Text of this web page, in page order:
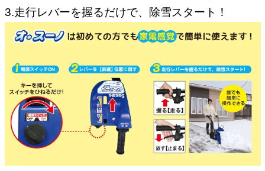
3.走行レバーを握るだけで、除雪スタート！